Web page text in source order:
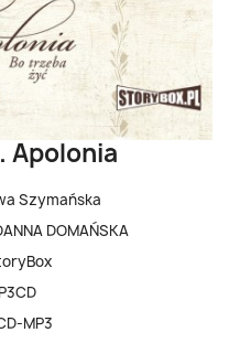
Apolonia
Szymańska
DOMAŃSKA
MP3